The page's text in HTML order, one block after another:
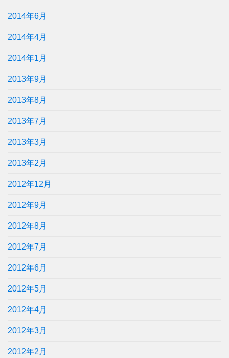
2014年6月
2014年4月
2014年1月
2013年9月
2013年8月
2013年7月
2013年3月
2013年2月
2012年12月
2012年9月
2012年8月
2012年7月
2012年6月
2012年5月
2012年4月
2012年3月
2012年2月